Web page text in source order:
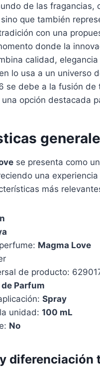
de las
que también
con una
donde la
calidad,
lo usa a un universo
se debe a la fusión
opción destacada
se presenta como un
una
más
Magma Love
de producto:
de Parfum
Spray
unidad: 100 mL
No
diferenciación